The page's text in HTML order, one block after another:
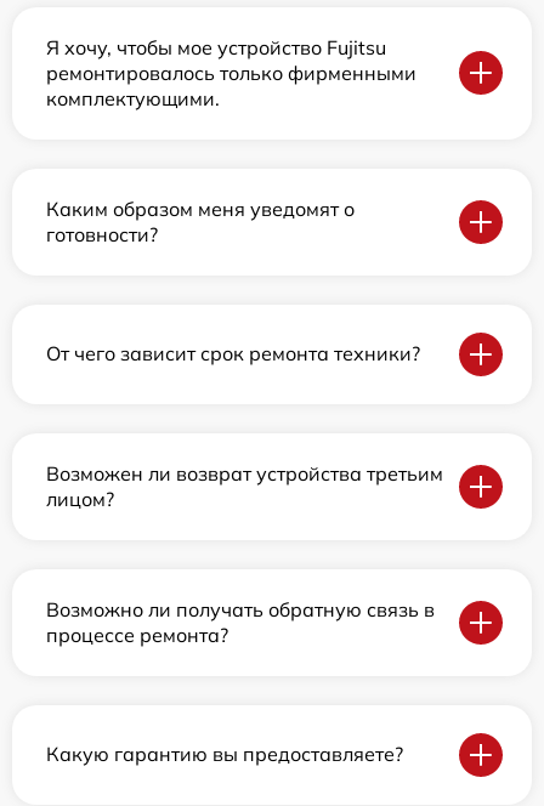
Я хочу, чтобы мое устройство Fujitsu
ремонтировалось только фирменными
комплектующими.
Каким образом меня уведомят о
готовности?
От чего зависит срок ремонта техники?
Возможен ли возврат устройства третьим
лицом?
Возможно ли получать обратную связь в
процессе ремонта?
Какую гарантию вы предоставляете?